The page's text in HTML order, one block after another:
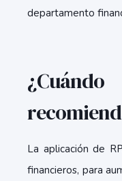
departamento
La aplicación de
financieros, para